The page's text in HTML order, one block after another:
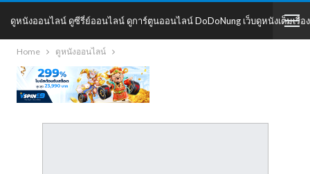
ดูหนังออนไลน์ ดูซีรี่ย์ออนไลน์ ดูการ์ตูนออนไลน์ DoDoNung เว็บดูหนังเต็มเรื่อง
DoDoNung
Home ดูหนังออนไลน์